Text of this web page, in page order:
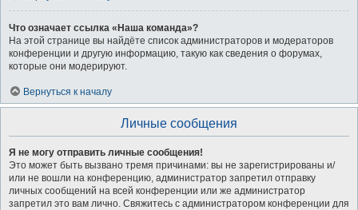
Что означает ссылка «Наша команда»?
На этой странице вы найдёте список администраторов и модераторов
конференции и другую информацию, такую как сведения о форумах,
которые они модерируют.
Вернуться к началу
Личные сообщения
Я не могу отправить личные сообщения!
Это может быть вызвано тремя причинами: вы не зарегистрированы и/
или не вошли на конференцию, администратор запретил отправку
личных сообщений на всей конференции или же администратор
запретил это вам лично. Свяжитесь с администратором конференции для